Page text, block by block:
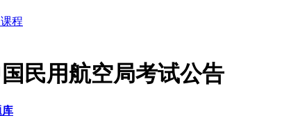
程
民用航空局考试公告
库